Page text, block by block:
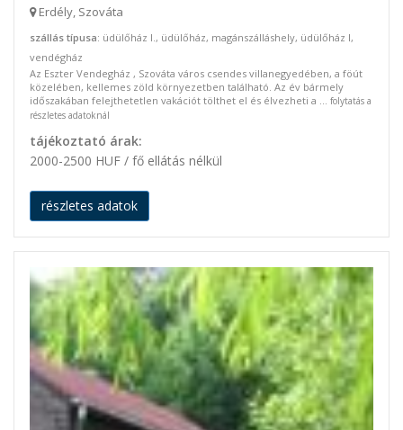
Erdély, Szováta
szállás típusa: üdülőház I., üdülőház, magánszálláshely, üdülőház I,
vendégház
Az Eszter Vendegház , Szováta város csendes villanegyedében, a föút
közelében, kellemes zöld környezetben található. Az év bármely
időszakában felejthetetlen vakációt tölthet el és élvezheti a ... folytatás a
részletes adatoknál
tájékoztató árak:
2000-2500 HUF / fő ellátás nélkül
részletes adatok